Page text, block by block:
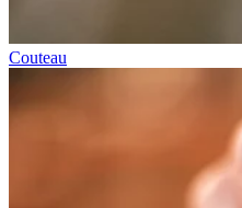
Couteau